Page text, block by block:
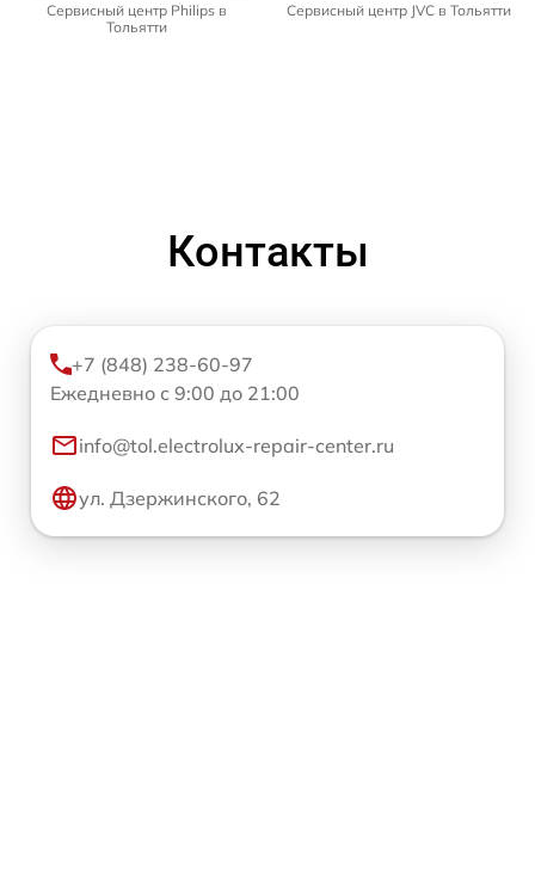
Сервисный центр Philips в
Тольятти
Сервисный центр JVC в Тольятти
Контакты
+7 (848) 238-60-97
Ежедневно с 9:00 до 21:00
info@tol.electrolux-repair-center.ru
ул. Дзержинского, 62